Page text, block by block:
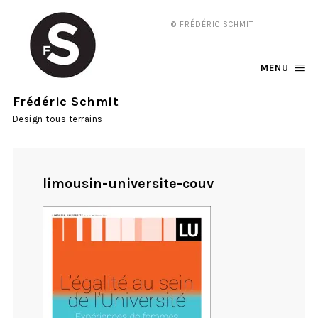
Frédéric Schmit
Design tous terrains
MENU
© FRÉDÉRIC SCHMIT
limousin-universite-couv